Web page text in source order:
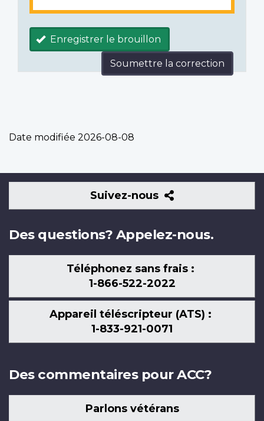
Enregistrer le brouillon
Soumettre la correction
Date modifiée 2026-08-08
Suivez-nous
Suivez-
nous
Des questions? Appelez-nous.
Téléphonez sans frais :
1-866-522-2022
Appareil téléscripteur (ATS) :
1-833-921-0071
Des commentaires pour ACC?
Parlons vétérans